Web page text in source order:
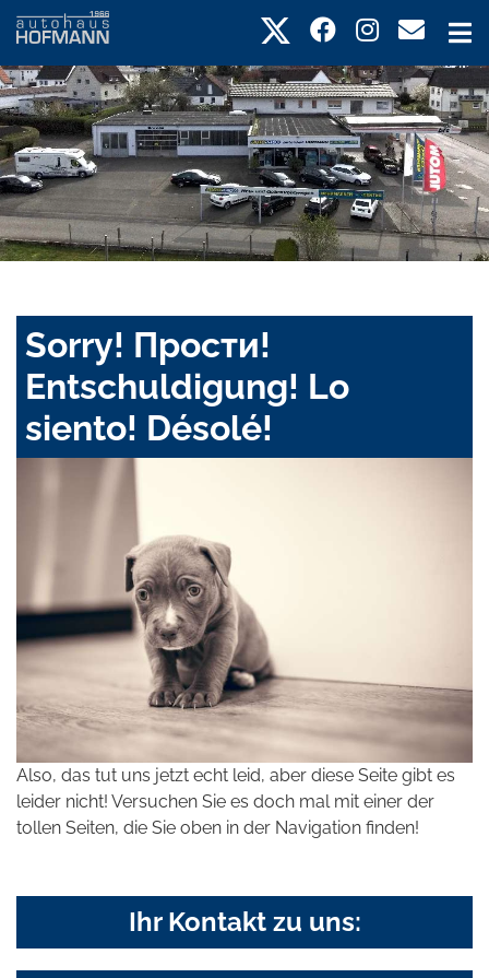
Sorry! Прости!
Entschuldigung! Lo
siento! Désolé!
Also, das tut uns jetzt echt leid, aber diese Seite gibt es
leider nicht! Versuchen Sie es doch mal mit einer der
tollen Seiten, die Sie oben in der Navigation finden!
Ihr Kontakt zu uns: